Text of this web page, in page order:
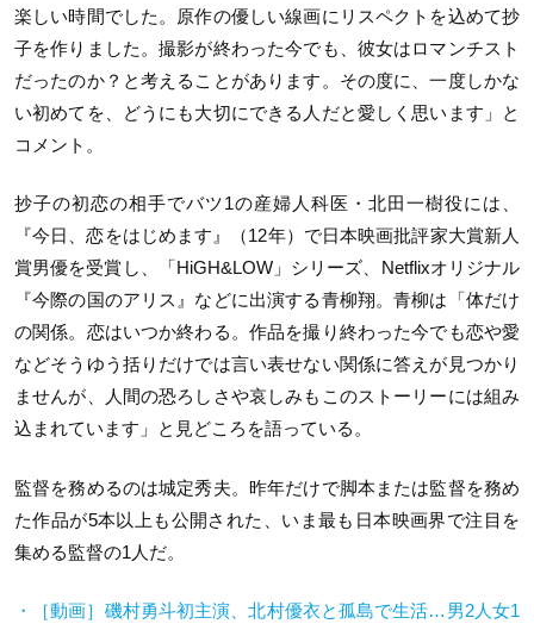
楽しい時間でした。原作の優しい線画にリスペクトを込めて抄
子を作りました。撮影が終わった今でも、彼女はロマンチスト
だったのか？と考えることがあります。その度に、一度しかな
い初めてを、どうにも大切にできる人だと愛しく思います」と
コメント。
抄子の初恋の相手でバツ1の産婦人科医・北田一樹役には、
『今日、恋をはじめます』（12年）で日本映画批評家大賞新人
賞男優を受賞し、「HiGH&LOW」シリーズ、Netflixオリジナル
『今際の国のアリス』などに出演する青柳翔。青柳は「体だけ
の関係。恋はいつか終わる。作品を撮り終わった今でも恋や愛
などそうゆう括りだけでは言い表せない関係に答えが見つかり
ませんが、人間の恐ろしさや哀しみもこのストーリーには組み
込まれています」と見どころを語っている。
監督を務めるのは城定秀夫。昨年だけで脚本または監督を務め
た作品が5本以上も公開された、いま最も日本映画界で注目を
集める監督の1人だ。
・［動画］磯村勇斗初主演、北村優衣と孤島で生活…男2人女1